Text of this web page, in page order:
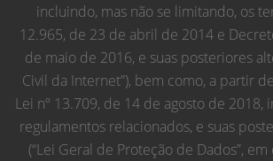
incluindo, mas não se limitando, os
12.965, de 23 de abril de 2014 e
de maio de 2016, e suas posteriores
Civil da Internet”), bem como, a partir
Lei nº 13.709, de 14 de agosto de 2018,
regulamentos relacionados, e suas
(“Lei Geral de Proteção de Dados”,